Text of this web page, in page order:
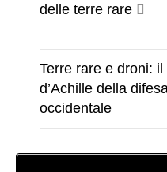
delle terre rare
Terre rare e droni: il
d’Achille della
occidentale